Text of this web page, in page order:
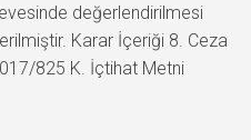
değerlendirilmesi
Karar İçeriği 8. Ceza
825 K. İçtihat Metni